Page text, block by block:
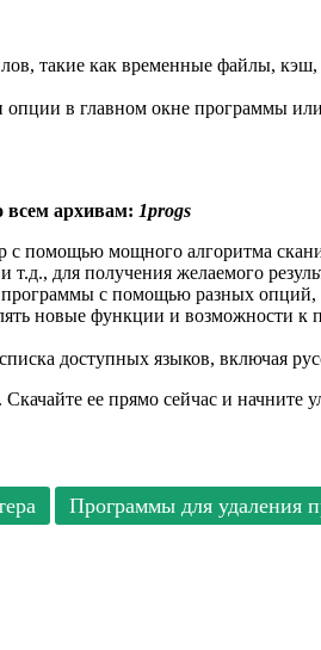
такие как временные файлы, кэш,
в главном окне программы
всем архивам: 1progs
помощью мощного алгоритма
для получения желаемого
с помощью разных
новые функции и возможности
доступных языков, включая
ее прямо сейчас и начните
Программы для удаления